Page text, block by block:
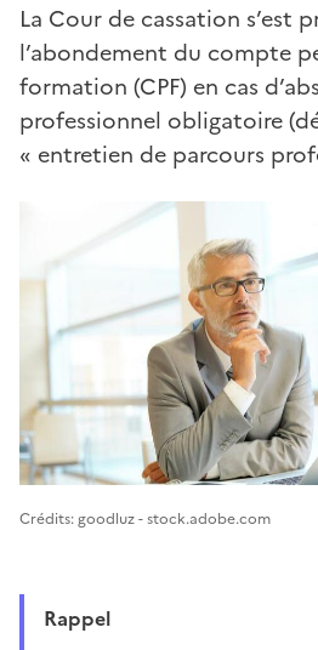
La Cour de cassation s’est
l’abondement du compte
formation (CPF) en cas
professionnel obligatoire
« entretien de parcours
Image 1
Crédits: goodluz - stock.adobe.com
Rappel